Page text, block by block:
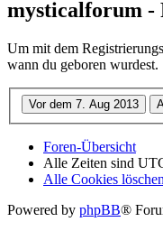
mysticalforum -
Um mit dem
wann du geboren wurdest.
Foren-Übersicht
Alle Zeiten sind
Alle Cookies löschen
Powered by phpBB®